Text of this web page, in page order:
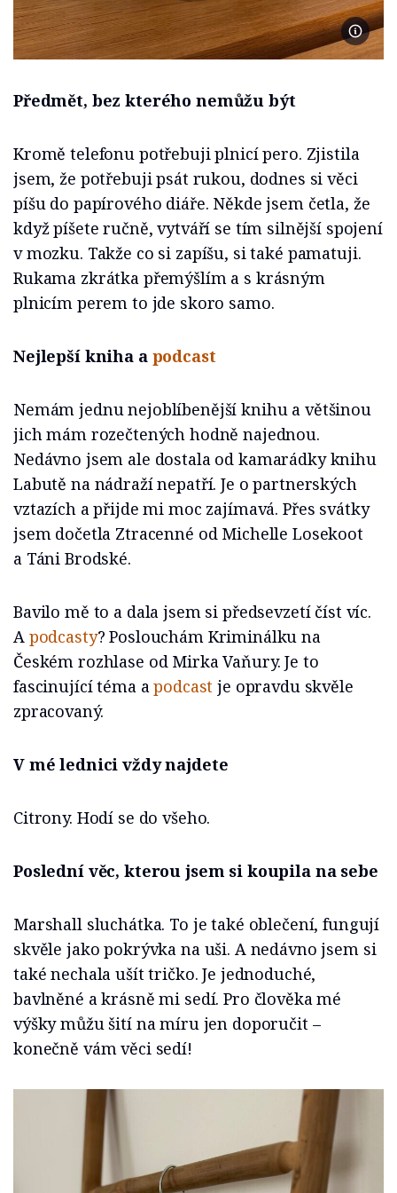
Foto
Předmět, bez kterého nemůžu být
Kromě telefonu potřebuji plnicí pero. Zjistila
jsem, že potřebuji psát rukou, dodnes si věci
píšu do papírového diáře. Někde jsem četla, že
když píšete ručně, vytváří se tím silnější spojení
v mozku. Takže co si zapíšu, si také pamatuji.
Rukama zkrátka přemýšlím a s krásným
plnicím perem to jde skoro samo.
Nejlepší kniha a podcast
Nemám jednu nejoblíbenější knihu a většinou
jich mám rozečtených hodně najednou.
Nedávno jsem ale dostala od kamarádky knihu
Labutě na nádraží nepatří. Je o partnerských
vztazích a přijde mi moc zajímavá. Přes svátky
jsem dočetla Ztracenné od Michelle Losekoot
a Táni Brodské.
Bavilo mě to a dala jsem si předsevzetí číst víc.
A podcasty? Poslouchám Kriminálku na
Českém rozhlase od Mirka Vaňury. Je to
fascinující téma apodcast je opravdu skvěle
zpracovaný.
V mé lednici vždy najdete
Citrony. Hodí se do všeho.
Poslední věc, kterou jsem si koupila na sebe
Marshall sluchátka. To je také oblečení, fungují
skvěle jako pokrývka na uši. A nedávno jsem si
také nechala ušít tričko. Je jednoduché,
bavlněné a krásně mi sedí. Pro člověka mé
výšky můžu šití na míru jen doporučit –
konečně vám věci sedí!